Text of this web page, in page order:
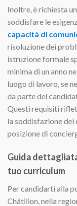
Inoltre, è richiesta
soddisfare le
capacità di
risoluzione dei
istruzione formale
minima di un anno
luogo di lavoro, se
da parte del
Questi requisiti
la soddisfazione dei
posizione di
Guida
tuo curriculum
Per candidarti alla
Châtillon, nella